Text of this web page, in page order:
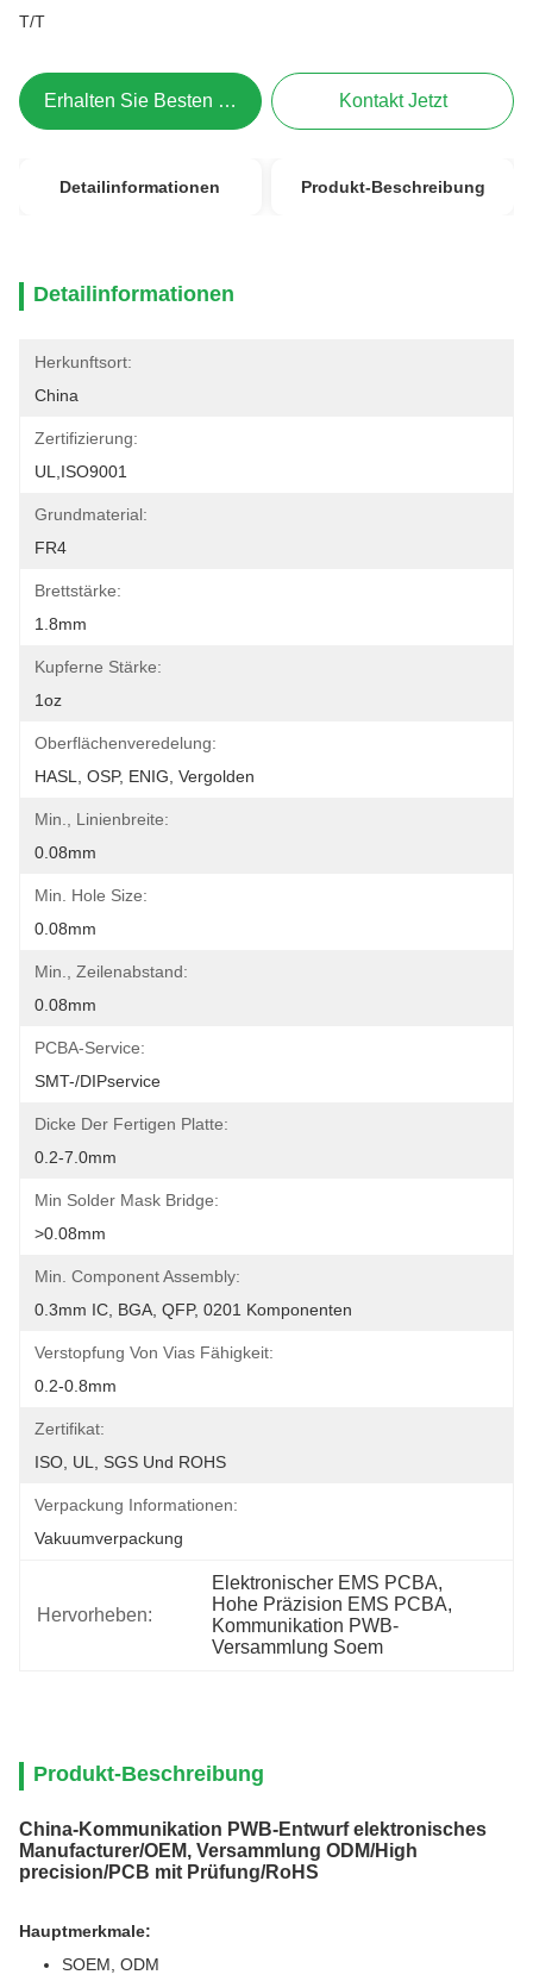
T/T
Erhalten Sie Besten Preis Kontakt Jetzt
Detailinformationen Produkt-Beschreibung
Detailinformationen
Herkunftsort:
China
Zertifizierung:
UL,ISO9001
Grundmaterial:
FR4
Brettstärke:
1.8mm
Kupferne Stärke:
1oz
Oberflächenveredelung:
HASL, OSP, ENIG, Vergolden
Min., Linienbreite:
0.08mm
Min. Hole Size:
0.08mm
Min., Zeilenabstand:
0.08mm
PCBA-Service:
SMT-/DIPservice
Dicke Der Fertigen Platte:
0.2-7.0mm
Min Solder Mask Bridge:
>0.08mm
Min. Component Assembly:
0.3mm IC, BGA, QFP, 0201 Komponenten
Verstopfung Von Vias Fähigkeit:
0.2-0.8mm
Zertifikat:
ISO, UL, SGS Und ROHS
Verpackung Informationen:
Vakuumverpackung
Hervorheben:
Elektronischer EMS PCBA,
Hohe Präzision EMS PCBA,
Kommunikation PWB-
Versammlung Soem
Produkt-Beschreibung
China-Kommunikation PWB-Entwurf elektronisches
Manufacturer/OEM, Versammlung ODM/High
precision/PCB mit Prüfung/RoHS
Hauptmerkmale:
SOEM, ODM